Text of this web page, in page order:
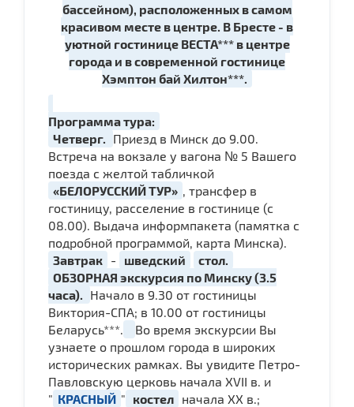
бассейном), расположенных в самом
красивом месте в центре. В Бресте - в
уютной гостинице ВЕСТА*** в центре
города и в современной гостинице
Хэмптон бай Хилтон***.
Программа тура:
Четверг. Приезд в Минск до 9.00.
Встреча на вокзале у вагона № 5 Вашего
поезда с желтой табличкой
«БЕЛОРУССКИЙ ТУР»
, трансфер в
гостиницу, расселение в гостинице (с
08.00). Выдача информпакета (памятка с
подробной программой, карта Минска).
Завтрак - шведский
стол.
ОБЗОРНАЯ экскурсия по Минску (3.5
часа). Начало в 9.30 от гостиницы
Виктория-СПА; в 10.00 от гостиницы
Беларусь***.
Во время экскурсии Вы
узнаете о прошлом города в широких
исторических рамках. Вы увидите Петро-
Павловскую церковь начала ХVII в. и
" КРАСНЫЙ " костел начала ХХ в.;